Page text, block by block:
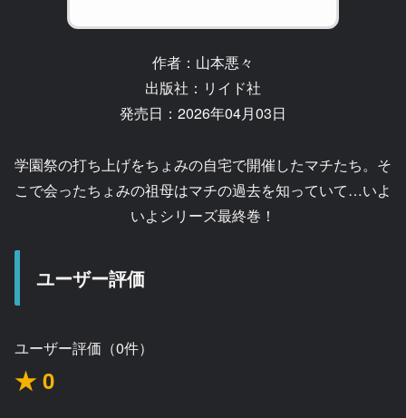
作者：山本悪々
出版社：リイド社
発売日：2026年04月03日
学園祭の打ち上げをちょみの自宅で開催したマチたち。そ
こで会ったちょみの祖母はマチの過去を知っていて…いよ
いよシリーズ最終巻！
ユーザー評価
ユーザー評価（0件）
★ 0